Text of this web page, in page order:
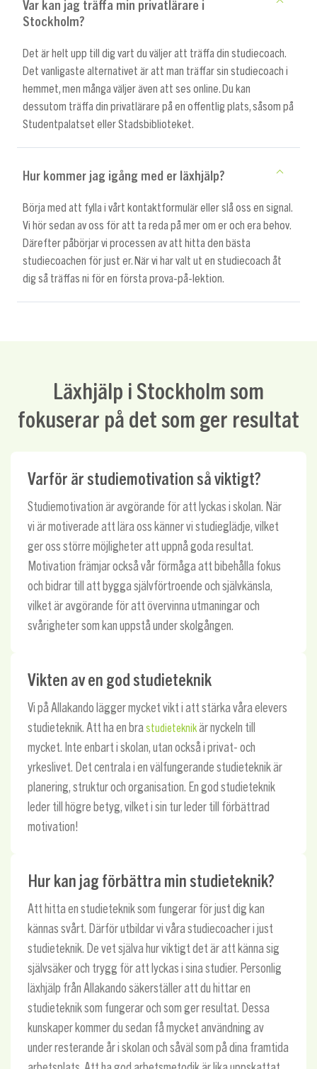
Var kan jag träffa min privatlärare i
Stockholm?
Det är helt upp till dig vart du väljer att träffa din studiecoach.
Det vanligaste alternativet är att man träffar sin studiecoach i
hemmet, men många väljer även att ses online. Du kan
dessutom träffa din privatlärare på en offentlig plats, såsom på
Studentpalatset eller Stadsbiblioteket.
Hur kommer jag igång med er läxhjälp?
Börja med att fylla i vårt kontaktformulär eller slå oss en signal.
Vi hör sedan av oss för att ta reda på mer om er och era behov.
Därefter påbörjar vi processen av att hitta den bästa
studiecoachen för just er. När vi har valt ut en studiecoach åt
dig så träffas ni för en första prova-på-lektion.
Läxhjälp i Stockholm som
fokuserar på det som ger resultat
Varför är studiemotivation så viktigt?
Studiemotivation är avgörande för att lyckas i skolan. När
vi är motiverade att lära oss känner vi studieglädje, vilket
ger oss större möjligheter att uppnå goda resultat.
Motivation främjar också vår förmåga att bibehålla fokus
och bidrar till att bygga självförtroende och självkänsla,
vilket är avgörande för att övervinna utmaningar och
svårigheter som kan uppstå under skolgången.
Vikten av en god studieteknik
Vi på Allakando lägger mycket vikt i att stärka våra elevers
studieteknik. Att ha en bra studieteknikär nyckeln till
mycket. Inte enbart i skolan, utan också i privat- och
yrkeslivet. Det centrala i en välfungerande studieteknik är
planering, struktur och organisation. En god studieteknik
leder till högre betyg, vilket i sin tur leder till förbättrad
motivation!
Hur kan jag förbättra min studieteknik?
Att hitta en studieteknik som fungerar för just dig kan
kännas svårt. Därför utbildar vi våra studiecoacher i just
studieteknik. De vet själva hur viktigt det är att känna sig
självsäker och trygg för att lyckas i sina studier. Personlig
läxhjälp från Allakando säkerställer att du hittar en
studieteknik som fungerar och som ger resultat. Dessa
kunskaper kommer du sedan få mycket användning av
under resterande år i skolan och såväl som på dina framtida